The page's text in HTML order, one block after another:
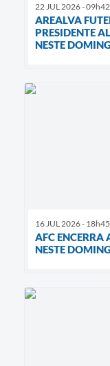
22 JUL 2026 - 09h42
AREALVA
PRESIDENTE
NESTE
16 JUL 2026 - 18h45
AFC ENCERRA
NESTE